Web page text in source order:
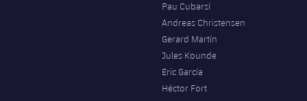
Pau Cubarsí
Andreas Christensen
Gerard Martín
Jules Kounde
Eric García
Héctor Fort